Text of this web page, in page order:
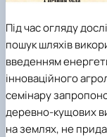
Під час огляду
пошук шляхів
введенням
інноваційного
семінару
деревно-кущових
на землях, не